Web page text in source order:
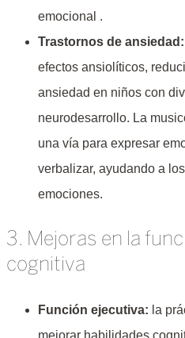
emocional .
Trastornos de ansiedad:
efectos ansiolíticos,
ansiedad en niños con
neurodesarrollo. La
una vía para expresar
verbalizar, ayudando a
emociones.
3. Mejoras en la
cognitiva
Función ejecutiva: la
mejorar habilidades